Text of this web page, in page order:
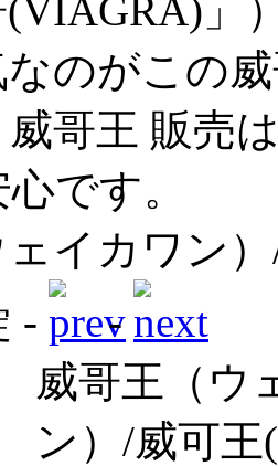
」
のがこの
哥王 販売
です。
イカワン
-
-
威哥王（ウ
ン）/威可